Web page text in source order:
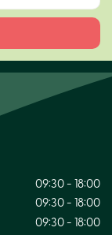
09:30 - 18:00
09:30 - 18:00
09:30 - 18:00